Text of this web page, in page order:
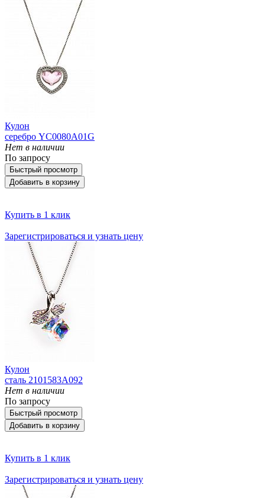
Кулон
серебро YC0080A01G
Нет в наличии
По запросу
Быстрый просмотр
Добавить в корзину
Купить в 1 клик
Зарегистрироваться и узнать цену
Кулон
сталь 2101583A092
Нет в наличии
По запросу
Быстрый просмотр
Добавить в корзину
Купить в 1 клик
Зарегистрироваться и узнать цену